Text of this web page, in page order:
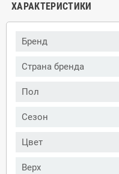
ХАРАКТЕРИСТИКИ
Бренд
Страна бренда
Пол
Сезон
Цвет
Верх